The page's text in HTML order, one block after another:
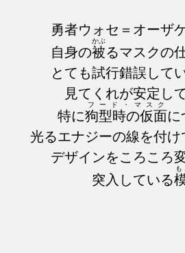
勇者ウォセ＝オーザ
自身の被
かぶ
るマスクの
とても試行錯誤して
見てくれが安定し
特に狗型時の仮面
フード・マスク
に
光るエナジーの線を付け
デザインをころころ
突入している